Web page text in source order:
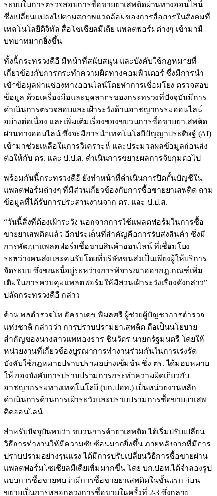
ระบบในการตรวจสอบการซื้อขายยาเสพติดผ่านทางออนไลน์
ซึ่งเปลี่ยนแปลงไปตามสภาพแวดล้อมของการสื่อสารในสังคมที่
เทคโนโลยีดิจิทัล สื่อโซเชียลมีเดีย แพลตฟอร์มต่างๆ เข้ามามี
บทบาทมากยิ่งขึ้น
ทั้งนี้กระทรวงดีอี มีหน้าที่สนับสนุน และบังคับใช้กฎหมายที่
เกี่ยวข้องกับการกระทำความผิดทางคอมพิวเตอร์ ซึ่งมีการนำ
เข้าข้อมูลผ่านช่องทางออนไลน์โดยทำการเชื่อมโยง ตรวจสอบ
ข้อมูล ด้วยเครื่องมือและบุคลากรของกระทรวงที่ปัจจุบันมีการ
ดำเนินการตรวจสอบและเฝ้าระวังด้านอาชญากรรมออนไลน์
อย่างต่อเนื่อง และเพิ่มเติมเรื่องของขบวนการซื้อขายยาเสพติด
ผ่านทางออนไลน์ ซึ่งจะมีการนำเทคโนโลยีปัญญาประดิษฐ์ (AI)
เข้ามาช่วยเหลือในการวิเคราะห์ และประมวลผลข้อมูลก่อนส่ง
ต่อให้กับ ตร. และ ป.ป.ส. ดำเนินการขยายผลการจับกุมต่อไป
พร้อมกันนี้กระทรวงดีอี ยังทำหน้าที่ดำเนินการปิดกั้นบัญชีใน
แพลตฟอร์มต่างๆ ที่มีส่วนเกี่ยวข้องกับการซื้อขายยาเสพติด ตาม
ข้อมูลที่ได้รับการประสานงานจาก ตร. และ ป.ป.ส.
“วันนี้สิ่งที่ต้องเฝ้าระวัง นอกจากการใช้แพลตฟอร์มในการซื้อ
ขายยาเสพติดแล้ว อีกประเด็นที่สำคัญคือการรับส่งสินค้า ซึ่งมี
การพัฒนาแพลตฟอร์มซื้อขายสินค้าออนไลน์ ที่เชื่อมโยง
ระหว่างคนส่งและคนรับโดยที่บริษัทขนส่งเป็นเพียงผู้ให้บริการ
จัดระบบ ซึ่งขณะนี้อยู่ระหว่างการพิจารณาออกกฎเกณฑ์เพิ่ม
เติมในการควบคุมแพลตฟอร์มให้มีส่วนเฝ้าระวังเรื่องดังกล่าว”
ปลัดกระทรวงดีอี กล่าว
ด้าน พลตำรวจโท อัคราเดช พิมลศรี ผู้ช่วยผู้บัญชาการตำรวจ
แห่งชาติ กล่าวว่า การปราบปรามยาเสพติด ถือเป็นนโยบาย
สำคัญของนางสาวแพทองธาร ชินวัตร นายกรัฐมนตรี โดยให้
หน่วยงานที่เกี่ยวข้องบูรณาการทำงานร่วมกันในการเร่งรัด
บังคับใช้กฎหมายปราบปรามอย่างเข้มข้น ซึ่ง ตร. ได้มอบหมาย
ให้ กองบังคับการปราบปรามการกระทำความผิดเกี่ยวกับ
อาชญากรรมทางเทคโนโลยี (บก.ปอท.) เป็นหน่วยงานหลัก
ดำเนินการด้านการเฝ้าระวังและปราบปรามการซื้อขายยาเสพ
ติดออนไลน์
สำหรับปัจจุบันพบว่า ขบวนการค้ายาเสพติด ได้เริ่มปรับเปลี่ยน
วิธีการทำงานให้มีความซับซ้อนมากยิ่งขึ้น ภายหลังจากที่มีการ
ปราบปรามอย่างรุนแรง ได้มีการปรับเปลี่ยนวิธีการซื้อขายผ่าน
แพลตฟอร์มโซเชียลมีเดียเพิ่มมากขึ้น โดย บก.ปอท.ได้จำลองรูป
แบบการซื้อขายพบว่ามีการซื้อขายยาเสพติดในขั้นแรก ก่อน
ขยายเป็นการหลอกลวงการซื้อขายในครั้งที่ 2-3 ซึ่งกลาย